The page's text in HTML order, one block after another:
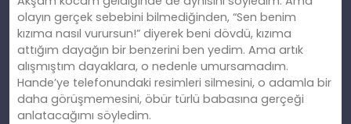
olayın gerçek sebebini bilmediğinden, “Sen benim
kızıma nasıl vurursun!” diyerek beni dövdü, kızıma
attığım dayağın bir benzerini ben yedim. Ama artık
alışmıştım dayaklara, o nedenle umursamadım.
Hande’ye telefonundaki resimleri silmesini, o adamla bir
daha görüşmemesini, öbür türlü babasına gerçeği
anlatacağımı söyledim.